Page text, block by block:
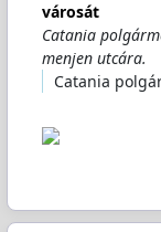
városát
Catania
menjen utcára.
Catania